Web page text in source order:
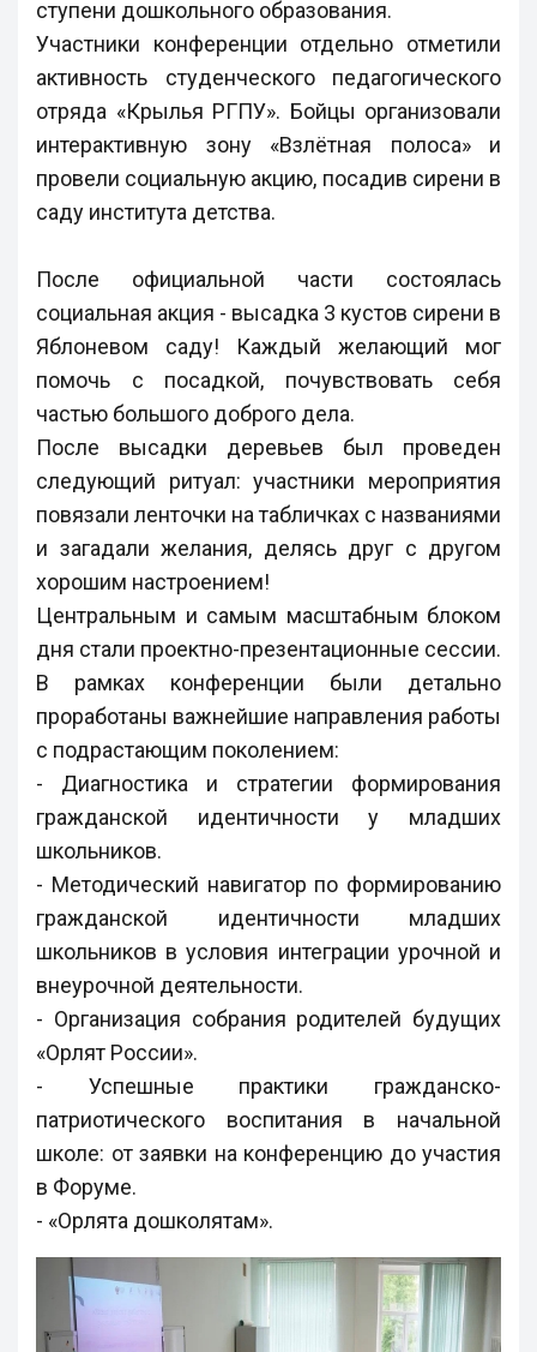
ступени дошкольного образования.
Участники конференции отдельно отметили
активность студенческого педагогического
отряда «Крылья РГПУ». Бойцы организовали
интерактивную зону «Взлётная полоса» и
провели социальную акцию, посадив сирени в
саду института детства.
После официальной части состоялась
социальная акция - высадка 3 кустов сирени в
Яблоневом саду! Каждый желающий мог
помочь с посадкой, почувствовать себя
частью большого доброго дела.
После высадки деревьев был проведен
следующий ритуал: участники мероприятия
повязали ленточки на табличках с названиями
и загадали желания, делясь друг с другом
хорошим настроением!
Центральным и самым масштабным блоком
дня стали проектно-презентационные сессии.
В рамках конференции были детально
проработаны важнейшие направления работы
с подрастающим поколением:
- Диагностика и стратегии формирования
гражданской идентичности у младших
школьников.
- Методический навигатор по формированию
гражданской идентичности младших
школьников в условия интеграции урочной и
внеурочной деятельности.
- Организация собрания родителей будущих
«Орлят России».
- Успешные практики гражданско-
патриотического воспитания в начальной
школе: от заявки на конференцию до участия
в Форуме.
- «Орлята дошколятам».